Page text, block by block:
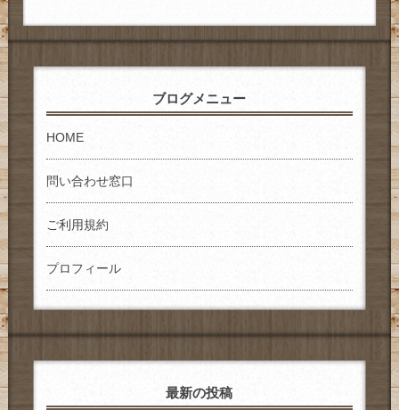
ブログメニュー
HOME
問い合わせ窓口
ご利用規約
プロフィール
最新の投稿